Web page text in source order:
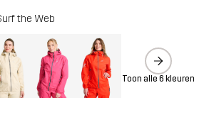
the Web
Toon alle 6 kleuren